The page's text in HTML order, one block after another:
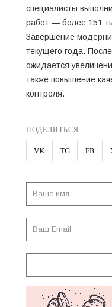
специалисты
работ — более 151
Завершение
текущего года.
ожидается
также повышение
контроля.
ПОДЕЛИТЬСЯ
VK TG FB